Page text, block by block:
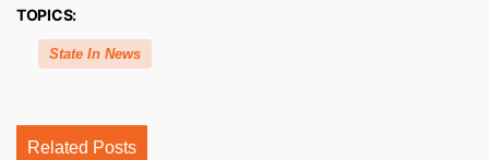
TOPICS:
State In News
Related Posts